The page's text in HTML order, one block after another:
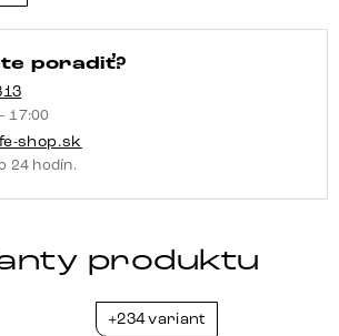
poradiť?
17:00
shop.sk
24 hodín.
produktu
+234 variant